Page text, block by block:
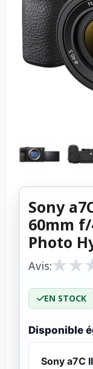
Sony
60mm
Photo
Avis:★
★★
★
EN STOCK
Disponible
Sony a7C